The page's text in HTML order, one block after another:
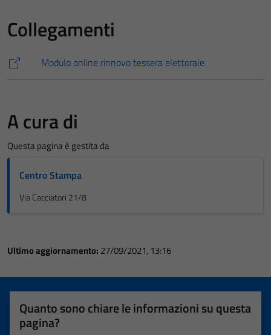
Collegamenti
Modulo online rinnovo tessera elettorale
A cura di
Questa pagina è gestita da
Centro Stampa
Via Cacciatori 21/8
Ultimo aggiornamento: 27/09/2021, 13:16
Quanto sono chiare le informazioni su questa
pagina?